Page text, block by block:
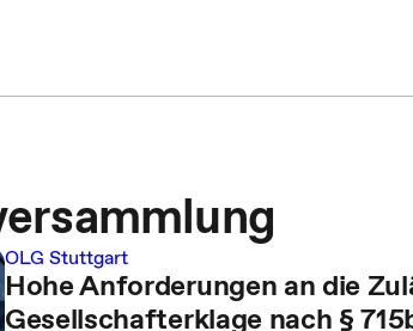
OLG Stuttgart
Hohe Anforderungen an die
Gesellschafterklage nach §